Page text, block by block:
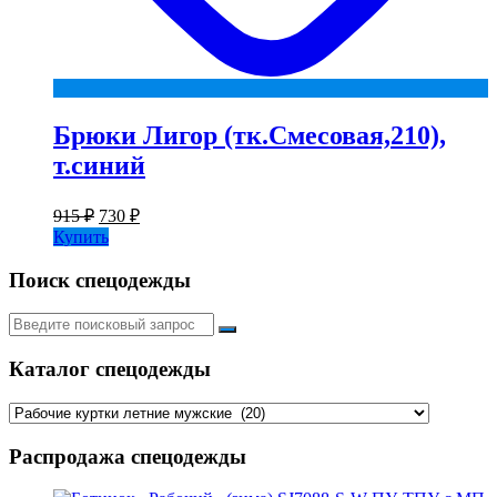
Брюки Лигор (тк.Смесовая,210),
т.синий
915₽ Первоначальная
цена
составляла
915 ₽.
730 ₽Текущая
Купить
Поиск спецодежды
Искать:
Каталог спецодежды
Распродажа спецодежды